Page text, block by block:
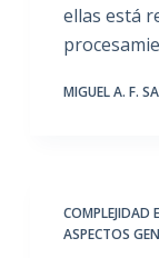
ellas está
MIGUEL A. F.
COMPLEJIDAD
ASPECTOS